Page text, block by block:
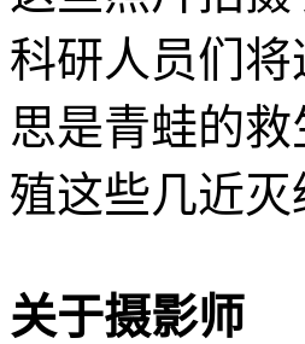
科研人员们将
思是青蛙的
殖这些几近
关于摄影师